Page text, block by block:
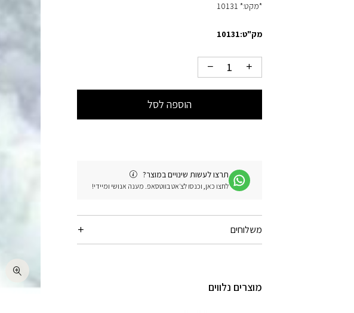
*מקט:* 10131
מק"ט:10131
הוספה לסל
תרצו לעשות שינויים במוצר?
לחצו כאן, וכנסו לצ׳אט בווטסאפ. מענה אנושי ומיידי!
משלוחים
מוצרים נלווים